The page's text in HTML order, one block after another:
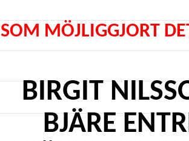
SOM MÖJLIGGJORT
BIRGIT
BJÄRE